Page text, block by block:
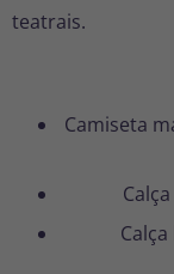
teatrais.
Camiseta